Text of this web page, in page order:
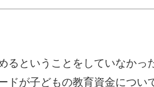
るということをしていなかっ
ドが子どもの教育資金につい